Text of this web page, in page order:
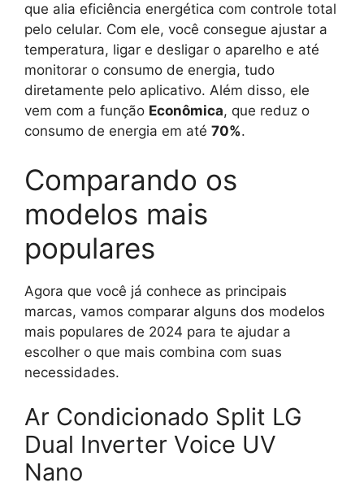
que alia eficiência energética com controle total
pelo celular. Com ele, você consegue ajustar a
temperatura, ligar e desligar o aparelho e até
monitorar o consumo de energia, tudo
diretamente pelo aplicativo. Além disso, ele
vem com a função Econômica, que reduz o
consumo de energia em até 70%.
Comparando os
modelos mais
populares
Agora que você já conhece as principais
marcas, vamos comparar alguns dos modelos
mais populares de 2024 para te ajudar a
escolher o que mais combina com suas
necessidades.
Ar Condicionado Split LG
Dual Inverter Voice UV
Nano